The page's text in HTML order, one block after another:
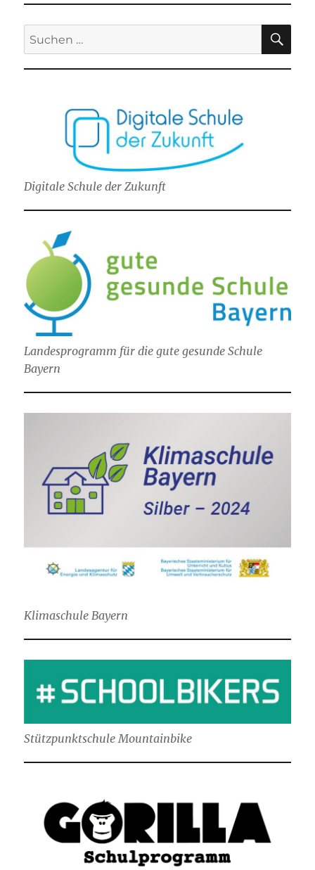
Suchen
nach:
Digitale Schule der Zukunft
Landesprogramm für die gute gesunde Schule
Bayern
Klimaschule Bayern
Stützpunktschule Mountainbike